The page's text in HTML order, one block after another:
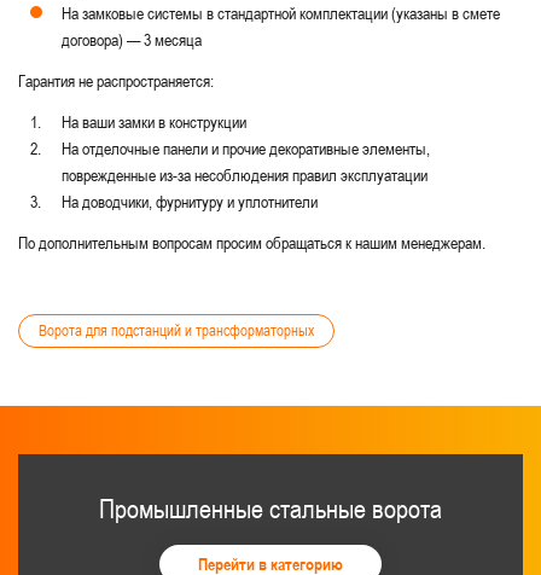
На замковые системы в стандартной комплектации (указаны в смете
договора) — 3 месяца
Гарантия не распространяется:
На ваши замки в конструкции
На отделочные панели и прочие декоративные элементы,
поврежденные из-за несоблюдения правил эксплуатации
На доводчики, фурнитуру и уплотнители
По дополнительным вопросам просим обращаться к нашим менеджерам.
Ворота для подстанций и трансформаторных
Промышленные стальные ворота
Перейти в категорию